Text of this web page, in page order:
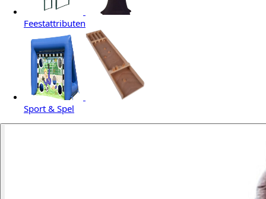
Feestattributen
Sport & Spel